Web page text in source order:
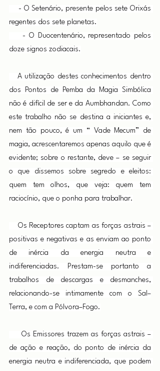
- O Setenário, presente pelos sete Orixás
regentes dos sete planetas.
- O Duocentenário, representado pelos
doze signos zodiacais.
A utilização destes conhecimentos dentro
dos Pontos de Pemba da Magia Simbólica
não é difícil de ser e da Aumbhandan. Como
este trabalho não se destina a iniciantes e,
nem tão pouco, é um “ Vade Mecum” de
magia, acrescentaremos apenas aquilo que é
evidente; sobre o restante, deve – se seguir
o que dissemos sobre segredo e eleitos:
quem tem olhos, que veja: quem tem
raciocínio, que o ponha para trabalhar.
Os Receptores captam as forças astrais –
positivas e negativas e as enviam ao ponto
de inércia da energia neutra e
indiferenciadas. Prestam-se portanto a
trabalhos de descargas e desmanches,
relacionando-se intimamente com o Sal–
Terra, e com a Pólvora–Fogo.
Os Emissores trazem as forças astrais –
de ação e reação, do ponto de inércia da
energia neutra e indiferenciada, que podem